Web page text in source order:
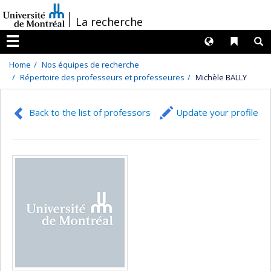
au
contenu
/La recherche
Menu
Liens
Langues
Home
Nos équipes de recherche
Répertoire des professeurs et professeures
Michèle BALLY
Back to the list of professors Update your profile